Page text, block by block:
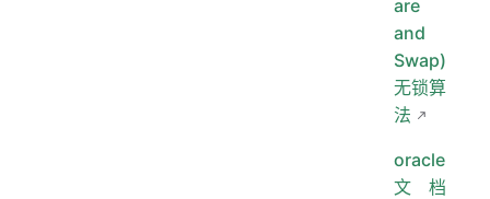
are
and
Swap)
无锁算
法
oracle
文档